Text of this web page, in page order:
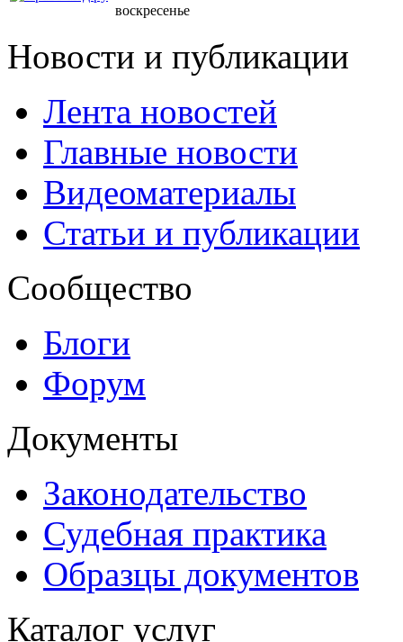
воскресенье
Новости и публикации
Лента новостей
Главные новости
Видеоматериалы
Статьи и публикации
Сообщество
Блоги
Форум
Документы
Законодательство
Судебная практика
Образцы документов
Каталог услуг